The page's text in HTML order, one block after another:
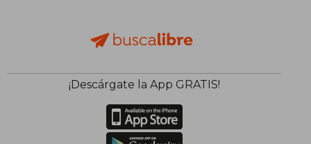
$ 26.92
¡Descárgate la App GRATIS!